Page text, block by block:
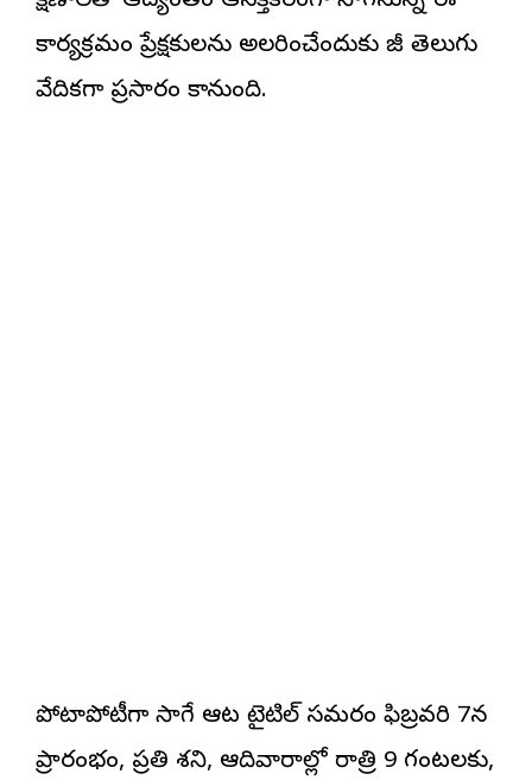
కార్యక్రమం ప్రేక్షకులను అలరించేందుకు జీ తెలుగు
వేదికగా ప్రసారం కానుంది.
పోటాపోటీగా సాగే ఆట టైటిల్ సమరం ఫిబ్రవరి 7న
ప్రారంభం, ప్రతి శని, ఆదివారాల్లో రాత్రి 9 గంటలకు,